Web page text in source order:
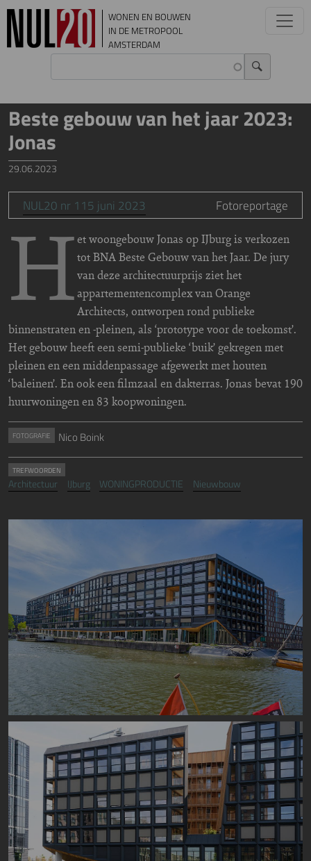
Overslaan en naar de inhoud gaan
WONEN EN BOUWEN
IN DE METROPOOL
AMSTERDAM
Beste gebouw van het jaar 2023:
Jonas
29.06.2023
NUL20 nr 115 juni 2023 Fotoreportage
Het woongebouw Jonas op IJburg is verkozen
tot BNA Beste Gebouw van het Jaar. De jury
van deze architectuurprijs ziet het
appartementencomplex van Orange
Architects, ontworpen rond publieke
binnenstraten en -pleinen, als ‘prototype voor de toekomst’.
Het gebouw heeft een semi-publieke ‘buik’ gekregen met
pleinen en een middenpassage afgewerkt met houten
‘baleinen’. En ook een filmzaal en dakterras. Jonas bevat 190
huurwoningen en 83 koopwoningen.
FOTOGRAFIE Nico Boink
TREFWOORDEN
Architectuur IJburg WONINGPRODUCTIE Nieuwbouw